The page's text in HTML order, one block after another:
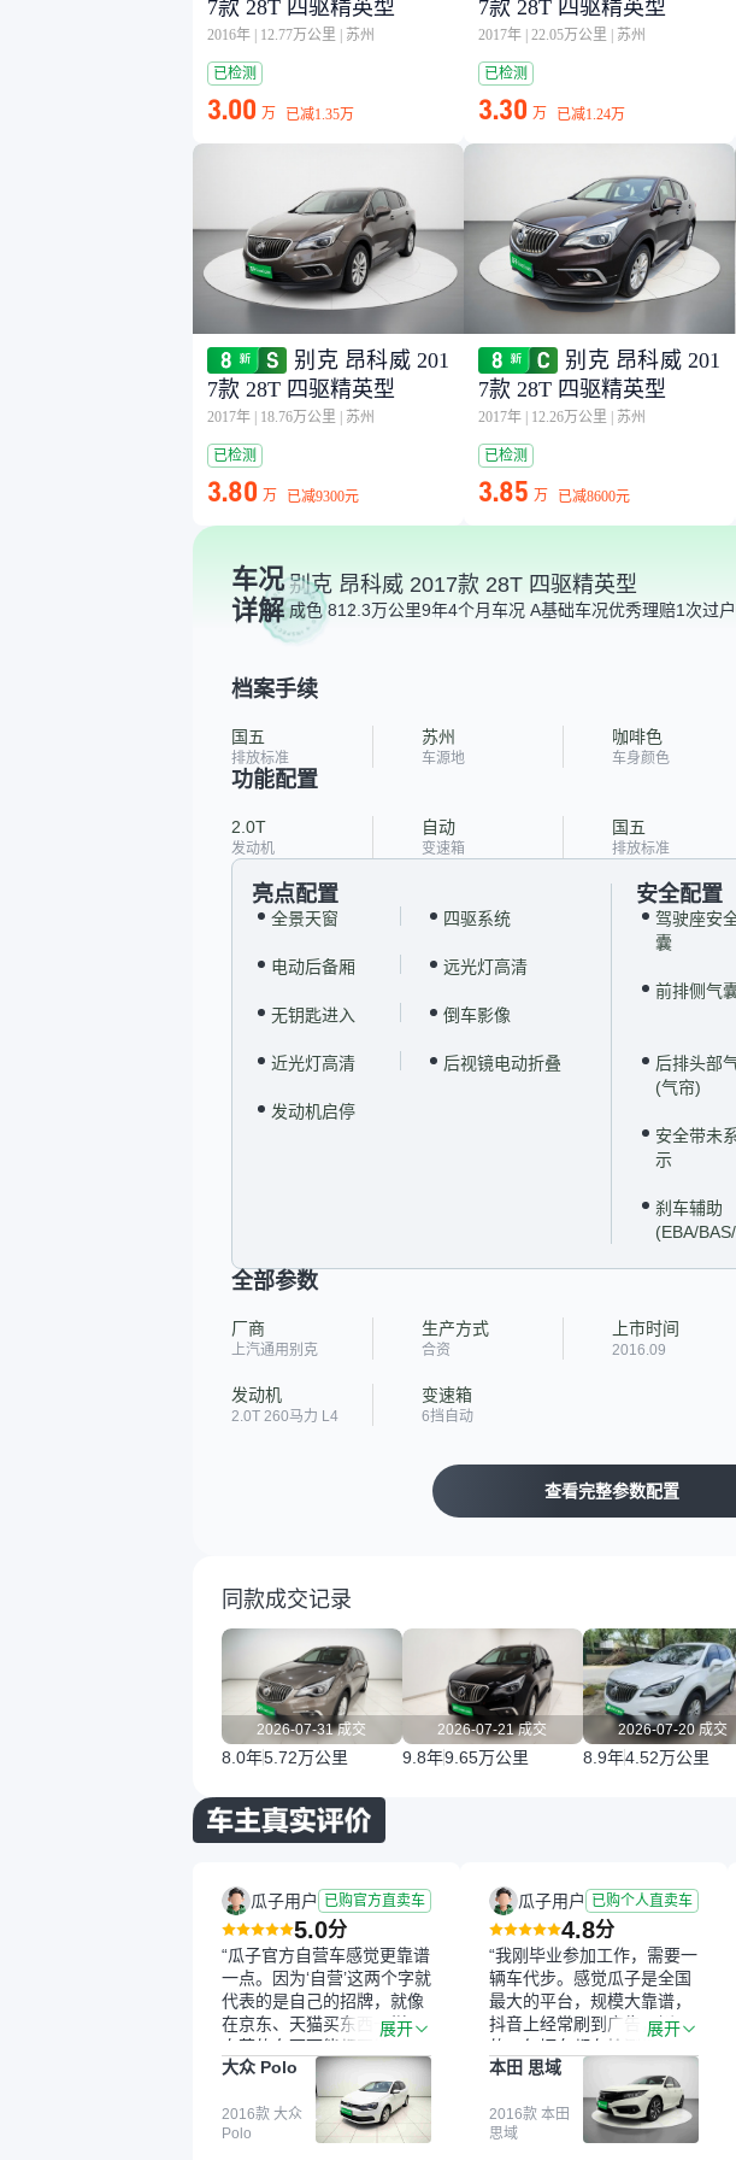
7款 28T 四驱精英型
2016年 12.77万公里 苏州
已检测
3.00 万 已减1.35万
7款 28T 四驱精英型
2017年 22.05万公里 苏州
已检测
3.30 万 已减1.24万
别克 昂科威 201
7款 28T 四驱精英型
2017年 18.76万公里 苏州
已检测
3.80 万 已减9300元
别克 昂科威 201
7款 28T 四驱精英型
2017年 12.26万公里 苏州
已检测
3.85 万 已减8600元
车况
详解
别克 昂科威 2017款 28T 四驱精英型
成色 812.3万公里9年4个月车况 A基础车况优秀理赔1次过
档案手续
国五
排放标准
苏州
车源地
咖啡色
车身颜色
功能配置
2.0T
发动机
自动
变速箱
国五
排放标准
亮点配置
全景天窗 四驱系统
电动后备厢 远光灯高清
无钥匙进入 倒车影像
近光灯高清 后视镜电动折叠
发动机启停
安全配置
驾驶座安
囊
前排侧气
后排头部
(气帘)
安全带未
示
刹车辅助
(EBA/
全部参数
厂商
上汽通用别克
生产方式
合资
上市时间
2016.09
发动机
2.0T 260马力 L4
变速箱
6挡自动
查看完整参数配置
同款成交记录
2026-07-31 成交
8.0年5.72万公里
2026-07-21 成交
9.8年9.65万公里
2026-07-20 成交
8.9年4.52万公里
瓜子用户 已购官方直卖车
5.0分
“瓜子官方自营车感觉更靠谱
一点。因为‘自营’这两个字就
代表的是自己的招牌，就像
在京东、天猫买东西一样，
自营的东西可能都要好一
点。就是这种刻板印象吧。
一开始买二手车的时候，我
确实有担心过事故车、泡水
车这些问题。瓜子的检测报
展开
大众 Polo
2016款 大众
Polo
瓜子用户 已购个人直卖车
4.8分
“我刚毕业参加工作，需要一
辆车代步。感觉瓜子是全国
最大的平台，规模大靠谱，
抖音上经常刷到广告，挺火
的。每辆车都有检测报告，
这个让我很放心。去外面买
车全凭卖家一张嘴，不敢
买。我买了本田思域，白
色，过户次数少，公里数符
展开
本田 思域
2016款 本田
思域